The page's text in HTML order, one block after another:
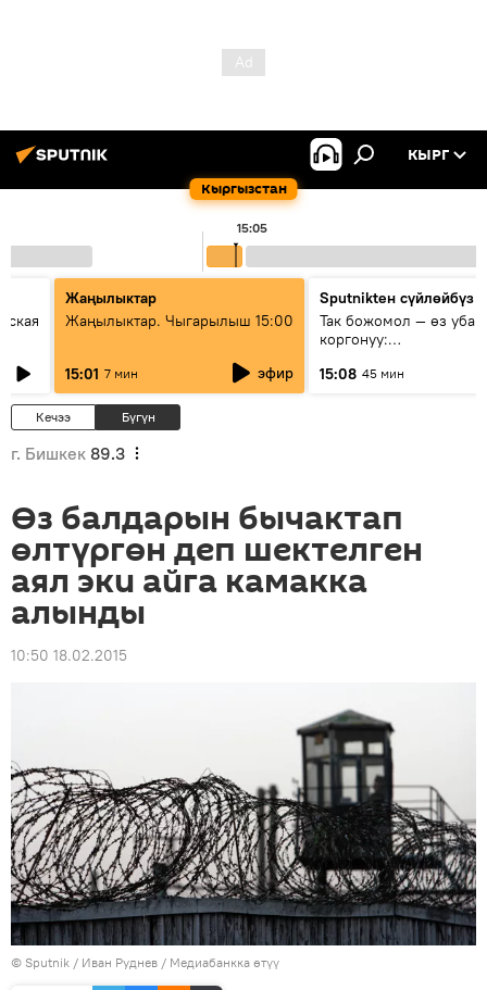
Кыргызстан
КЫРГ
15:05
Жаңылыктар
Жаңылыктар. Чыгарылыш 15:00
15:01 7 мин эфир
Sputnikteн сүйлөйбүз
Так божомол — өз
коргонуу:
кантип өркүндөтүлүүдө
15:08 45 мин
Кечээ Бүгүн
г. Бишкек 89.3
Өз балдарын бычактап
өлтүргөн деп шектелген
аял эки айга камакка
алынды
10:50 18.02.2015
© Sputnik / Иван Руднев / Медиабанкка өтүү